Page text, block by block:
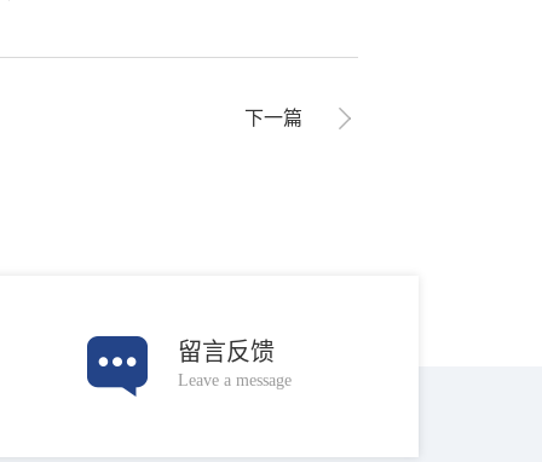
下一篇
留言反馈
Leave a message